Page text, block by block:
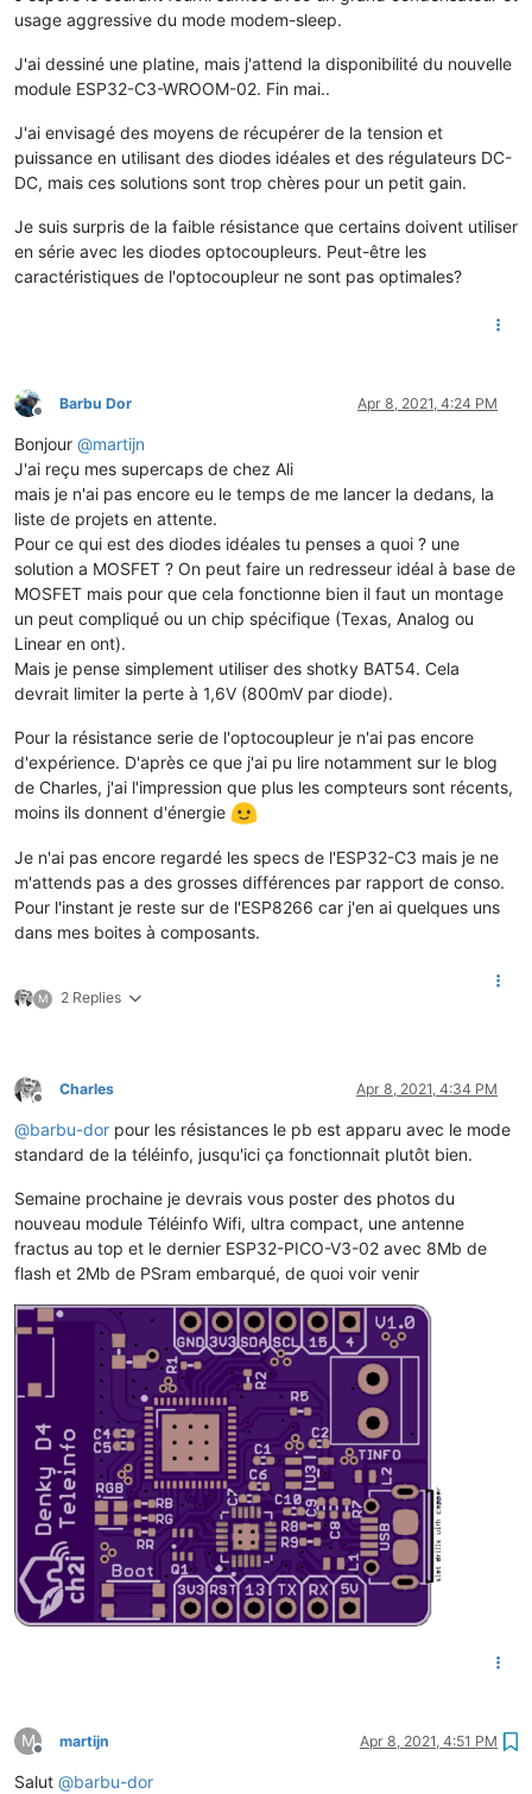
usage aggressive du mode modem-sleep.
J'ai dessiné une platine, mais j'attend la disponibilité du nouvelle
module ESP32-C3-WROOM-02. Fin mai..
J'ai envisagé des moyens de récupérer de la tension et
puissance en utilisant des diodes idéales et des régulateurs DC-
DC, mais ces solutions sont trop chères pour un petit gain.
Je suis surpris de la faible résistance que certains doivent utiliser
en série avec les diodes optocoupleurs. Peut-être les
caractéristiques de l'optocoupleur ne sont pas optimales?
Offline
Barbu Dor Apr 8, 2021, 4:24 PM
Bonjour @martijn
J'ai reçu mes supercaps de chez Ali
mais je n'ai pas encore eu le temps de me lancer la dedans, la
liste de projets en attente.
Pour ce qui est des diodes idéales tu penses a quoi ? une
solution a MOSFET ? On peut faire un redresseur idéal à base de
MOSFET mais pour que cela fonctionne bien il faut un montage
un peut compliqué ou un chip spécifique (Texas, Analog ou
Linear en ont).
Mais je pense simplement utiliser des shotky BAT54. Cela
devrait limiter la perte à 1,6V (800mV par diode).
Pour la résistance serie de l'optocoupleur je n'ai pas encore
d'expérience. D'après ce que j'ai pu lire notamment sur le blog
de Charles, j'ai l'impression que plus les compteurs sont récents,
moins ils donnent d'énergie
Je n'ai pas encore regardé les specs de l'ESP32-C3 mais je ne
m'attends pas a des grosses différences par rapport de conso.
Pour l'instant je reste sur de l'ESP8266 car j'en ai quelques uns
dans mes boites à composants.
M 2 Replies
Offline
Charles Apr 8, 2021, 4:34 PM
@barbu-dor pour les résistances le pb est apparu avec le mode
standard de la téléinfo, jusqu'ici ça fonctionnait plutôt bien.
Semaine prochaine je devrais vous poster des photos du
nouveau module Téléinfo Wifi, ultra compact, une antenne
fractus au top et le dernier ESP32-PICO-V3-02 avec 8Mb de
flash et 2Mb de PSram embarqué, de quoi voir venir
M
Offline
martijn Apr 8, 2021, 4:51 PM
Salut @barbu-dor